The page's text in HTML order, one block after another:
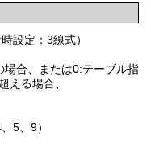
設定：3線式）
場合、または0:テーブル指
える場合、
5、9）